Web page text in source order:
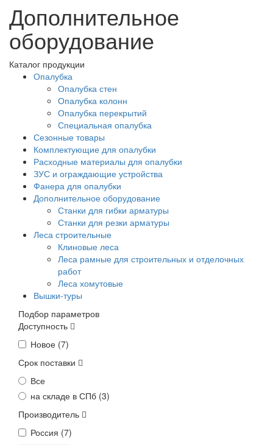
Дополнительное
оборудование
Каталог продукции
Опалубка
Опалубка стен
Опалубка колонн
Опалубка перекрытий
Специальная опалубка
Сезонные товары
Комплектующие для опалубки
Расходные материалы для опалубки
ЗУС и ограждающие устройства
Фанера для опалубки
Дополнительное оборудование
Станки для гибки арматуры
Станки для резки арматуры
Леса строительные
Клиновые леса
Леса рамные для строительных и отделочных
работ
Леса хомутовые
Вышки-туры
Подбор параметров
Доступность
Новое (7)
Срок поставки
Все
на складе в СПб (3)
Производитель
Россия (7)